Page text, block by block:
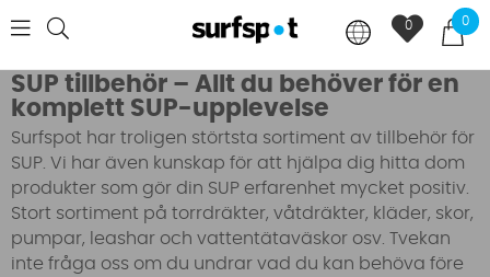
0
0
SUP tillbehör – Allt du behöver för en
komplett SUP-upplevelse
Surfspot har troligen störtsta sortiment av tillbehör för
SUP. Vi har även kunskap för att hjälpa dig hitta dom
produkter som gör din SUP erfarenhet mycket positiv.
Stort sortiment på torrdräkter, våtdräkter, kläder, skor,
pumpar, leashar och vattentätaväskor osv. Tvekan
inte fråga oss om du undrar vad du kan behöva före